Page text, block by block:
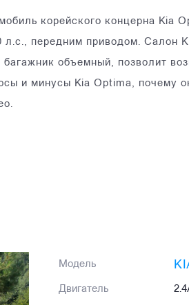
корейского концерна Kia
передним приводом. Салон
объемный, позволит
и минусы Kia Optima, почему
Модель
Двигатель